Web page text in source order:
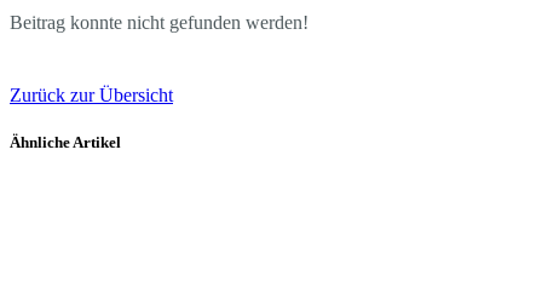
Beitrag konnte nicht gefunden werden!
Zurück zur Übersicht
Ähnliche Artikel